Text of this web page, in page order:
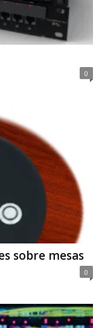
0
sobre mesas
0